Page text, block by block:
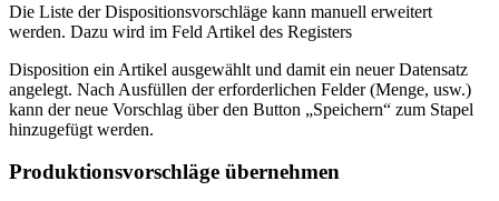
Die Liste der Dispositionsvorschläge kann manuell erweitert
werden. Dazu wird im Feld Artikel des Registers
Disposition ein Artikel ausgewählt und damit ein neuer Datensatz
angelegt. Nach Ausfüllen der erforderlichen Felder (Menge, usw.)
kann der neue Vorschlag über den Button „Speichern“ zum Stapel
hinzugefügt werden.
Produktionsvorschläge übernehmen